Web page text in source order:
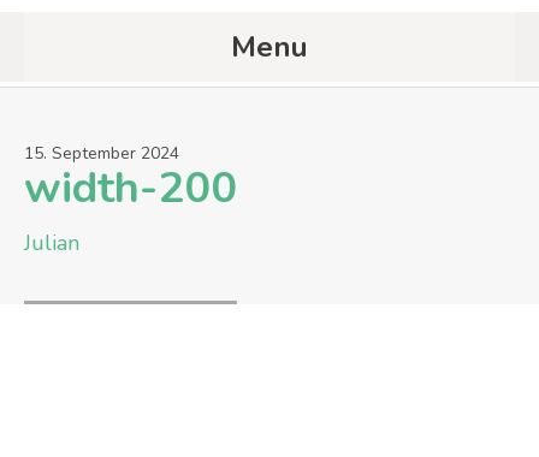
Menu
15. September 2024
width-200
Julian